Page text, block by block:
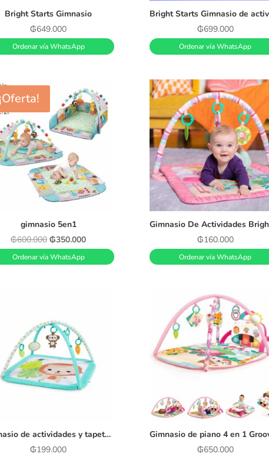
Bright Starts Gimnasio
₲649.000
Ordenar vía WhatsApp
₲699.000
Ordenar vía WhatsApp
¡Oferta!
gimnasio 5en1
₲600.000 El
precio
original
₲350.000El
precio
actual
Ordenar vía WhatsApp
₲160.000
Ordenar vía WhatsApp
Gimnasio de actividades y tapete de juego Bright Starts Safari Blast
₲199.000
₲650.000